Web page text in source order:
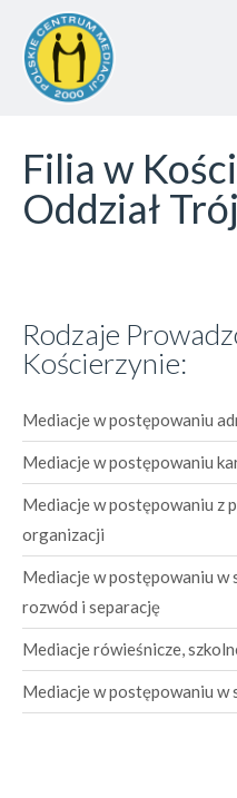
Filia w
Oddział
Rodzaje
Kościerzynie:
Mediacje w postępowaniu
Mediacje w postępowaniu
Mediacje w postępowaniu z
organizacji
Mediacje w postępowaniu w
rozwód i separację
Mediacje rówieśnicze,
Mediacje w postępowaniu w